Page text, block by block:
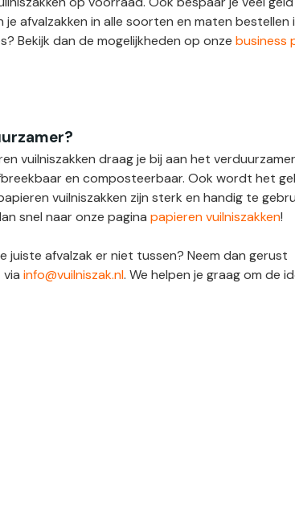
je afvalzakken in alle soorten en maten bestellen
Bekijk dan de mogelijkheden op onze business
vuilniszakken draag je bij aan het
en composteerbaar. Ook wordt het
vuilniszakken zijn sterk en handig te
snel naar onze pagina papieren vuilniszakken!
afvalzak er niet tussen? Neem dan gerust
info@vuilniszak.nl. We helpen je graag om de